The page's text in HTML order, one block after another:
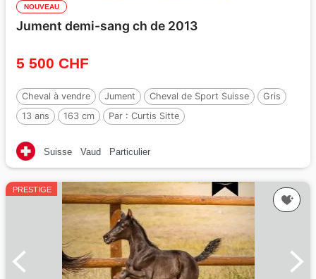
NOUVEAU
Jument demi-sang ch de 2013
5 500 CHF
Cheval à vendre Jument Cheval de Sport Suisse
Gris
13 ans
163 cm Par : Curtis Sitte
Suisse Vaud Particulier
PRESTIGE